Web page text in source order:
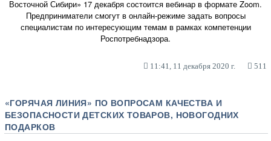
Восточной Сибири» 17 декабря состоится вебинар в формате Zoom.
Предприниматели смогут в онлайн-режиме задать вопросы
специалистам по интересующим темам в рамках компетенции
Роспотребнадзора.
11:41, 11 декабря 2020 г. 511
«ГОРЯЧАЯ ЛИНИЯ» ПО ВОПРОСАМ КАЧЕСТВА И
БЕЗОПАСНОСТИ ДЕТСКИХ ТОВАРОВ, НОВОГОДНИХ
ПОДАРКОВ